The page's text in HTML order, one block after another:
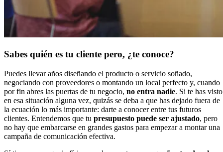
Sabes quién es tu cliente pero, ¿te conoce?
Puedes llevar años diseñando el producto o servicio soñado,
negociando con proveedores o montando un local perfecto y, cuando
por fin abres las puertas de tu negocio, no entra nadie. Si te has visto
en esa situación alguna vez, quizás se deba a que has dejado fuera de
la ecuación lo más importante: darte a conocer entre tus futuros
clientes. Entendemos que tu presupuesto puede ser ajustado, pero
no hay que embarcarse en grandes gastos para empezar a montar una
campaña de comunicación efectiva.